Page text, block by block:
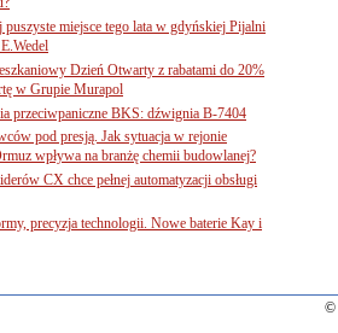
puszyste miejsce tego lata w gdyńskiej Pijalni
Dzień Otwarty z rabatami do 20%
w Grupie Murapol
przeciwpaniczne BKS: dźwignia B-7404
pod presją. Jak sytuacja w rejonie
wpływa na branżę chemii budowlanej?
CX chce pełnej automatyzacji obsługi
precyzja technologii. Nowe baterie Kay i
©